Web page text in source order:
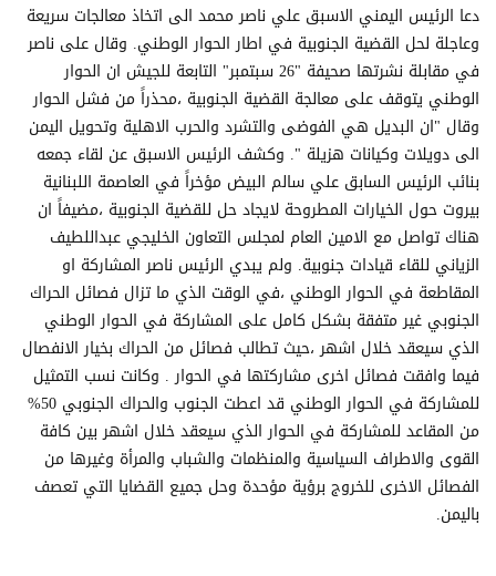
دعا الرئيس اليمني الاسبق علي ناصر محمد الى اتخاذ معالجات سريعة
وعاجلة لحل القضية الجنوبية في اطار الحوار الوطني. وقال على ناصر
في مقابلة نشرتها صحيفة "26 سبتمبر" التابعة للجيش ان الحوار
الوطني يتوقف على معالجة القضية الجنوبية ،محذراً من فشل الحوار
وقال "ان البديل هي الفوضى والتشرد والحرب الاهلية وتحويل اليمن
الى دويلات وكيانات هزيلة ". وكشف الرئيس الاسبق عن لقاء جمعه
بنائب الرئيس السابق علي سالم البيض مؤخراً في العاصمة اللبنانية
بيروت حول الخيارات المطروحة لايجاد حل للقضية الجنوبية ،مضيفاً ان
هناك تواصل مع الامين العام لمجلس التعاون الخليجي عبداللطيف
الزياني للقاء قيادات جنوبية. ولم يبدي الرئيس ناصر المشاركة او
المقاطعة في الحوار الوطني ،في الوقت الذي ما تزال فصائل الحراك
الجنوبي غير متفقة بشكل كامل على المشاركة في الحوار الوطني
الذي سيعقد خلال اشهر ،حيث تطالب فصائل من الحراك بخيار الانفصال
فيما وافقت فصائل اخرى مشاركتها في الحوار . وكانت نسب التمثيل
للمشاركة في الحوار الوطني قد اعطت الجنوب والحراك الجنوبي 50%
من المقاعد للمشاركة في الحوار الذي سيعقد خلال اشهر بين كافة
القوى والاطراف السياسية والمنظمات والشباب والمرأة وغيرها من
الفصائل الاخرى للخروج برؤية مؤحدة وحل جميع القضايا التي تعصف
باليمن.